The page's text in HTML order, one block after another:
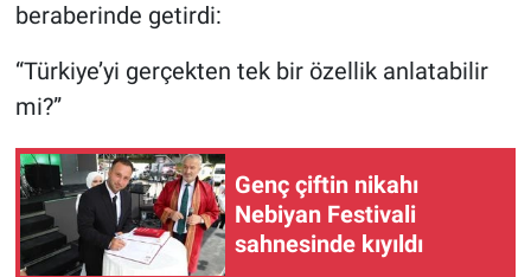
beraberinde getirdi:
“Türkiye’yi gerçekten tek bir özellik anlatabilir
mi?”
Genç çiftin nikahı
Nebiyan Festivali
sahnesinde kıyıldı